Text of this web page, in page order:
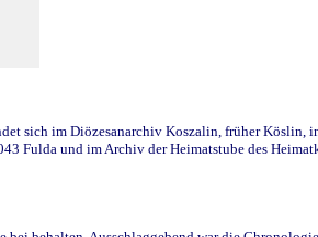
sich im Diözesanarchiv Koszalin, früher
Fulda und im Archiv der Heimatstube des